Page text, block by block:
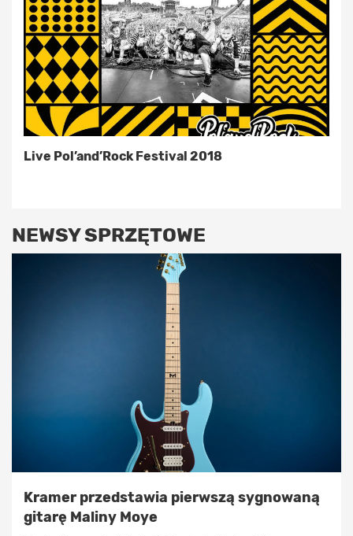
Live Pol’and’Rock Festival 2018
NEWSY SPRZĘTOWE
Kramer przedstawia pierwszą sygnowaną
gitarę Maliny Moye